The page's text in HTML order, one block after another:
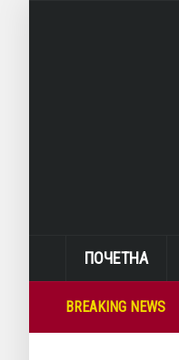
ПОЧЕТНА
BREAKING NEWS
САД: